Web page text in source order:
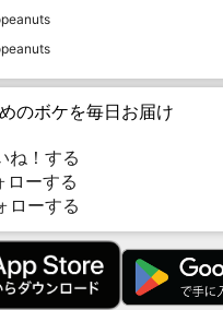
のボケを毎日お届け
ね！する
ローする
ローする